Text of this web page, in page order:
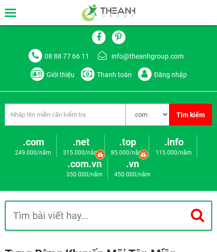
08 88 77 66 11 info@theanhgroup.com
Giới thiệu Thanh toán Đăng nhập
Tìm kiếm
.com
249.000/năm
.net
315.000/năm
.top
85.000/năm
.info
115.000/năm
.com.vn
350.000/năm
.vn
450.000/năm